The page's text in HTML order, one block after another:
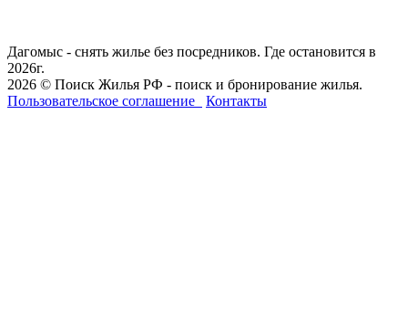
Дагомыс - снять жилье без посредников. Где остановится в
2026г.
2026 © Поиск Жилья РФ - поиск и бронирование жилья.
Пользовательское соглашение
Контакты